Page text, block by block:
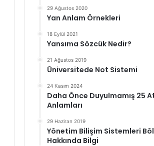
29 Ağustos 2020
Yan Anlam Örnekleri
18 Eylül 2021
Yansıma Sözcük Nedir?
21 Ağustos 2019
Üniversitede Not Sistemi
24 Kasım 2024
Daha Önce Duyulmamış 25
Anlamları
29 Haziran 2019
Yönetim Bilişim Sistemleri
Hakkında Bilgi